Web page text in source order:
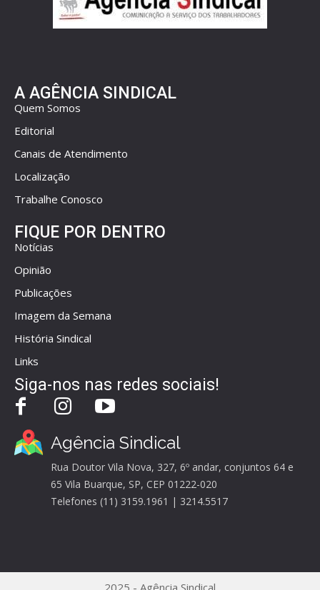
A AGÊNCIA SINDICAL
Quem Somos
Editorial
Canais de Atendimento
Localização
Trabalhe Conosco
FIQUE POR DENTRO
Notícias
Opinião
Publicações
Imagem da Semana
História Sindical
Links
Siga-nos nas redes sociais!
Agência Sindical
Rua Doutor Vila Nova, 327, 6º andar, conjuntos 64 e
65 Vila Buarque, SP, CEP 01222-020
Telefones (11) 3159.1961 | 3214.5517